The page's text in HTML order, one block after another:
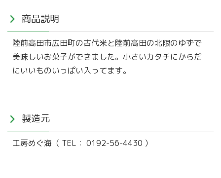
商品説明
陸前高田市広田町の古代米と陸前高田の北限のゆずで
美味しいお菓子ができました。小さいカタチにからだ
にいいものいっぱい入ってます。
製造元
工房めぐ海（ TEL： 0192-56-4430 ）